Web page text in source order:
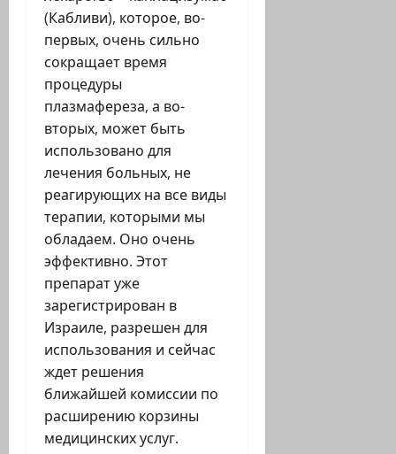
(Кабливи), которое, во-
первых, очень сильно
сокращает время
процедуры
плазмафереза, а во-
вторых, может быть
использовано для
лечения больных, не
реагирующих на все виды
терапии, которыми мы
обладаем. Оно очень
эффективно. Этот
препарат уже
зарегистрирован в
Израиле, разрешен для
использования и сейчас
ждет решения
ближайшей комиссии по
расширению корзины
медицинских услуг.